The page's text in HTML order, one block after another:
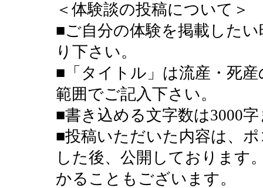
＜体験談の投稿について＞
■ご自分の体験を掲載した
り下さい。
■「タイトル」は流産・死
範囲でご記入下さい。
■書き込める文字数は3000
■投稿いただいた内容は、
した後、公開しております
かることもございます。